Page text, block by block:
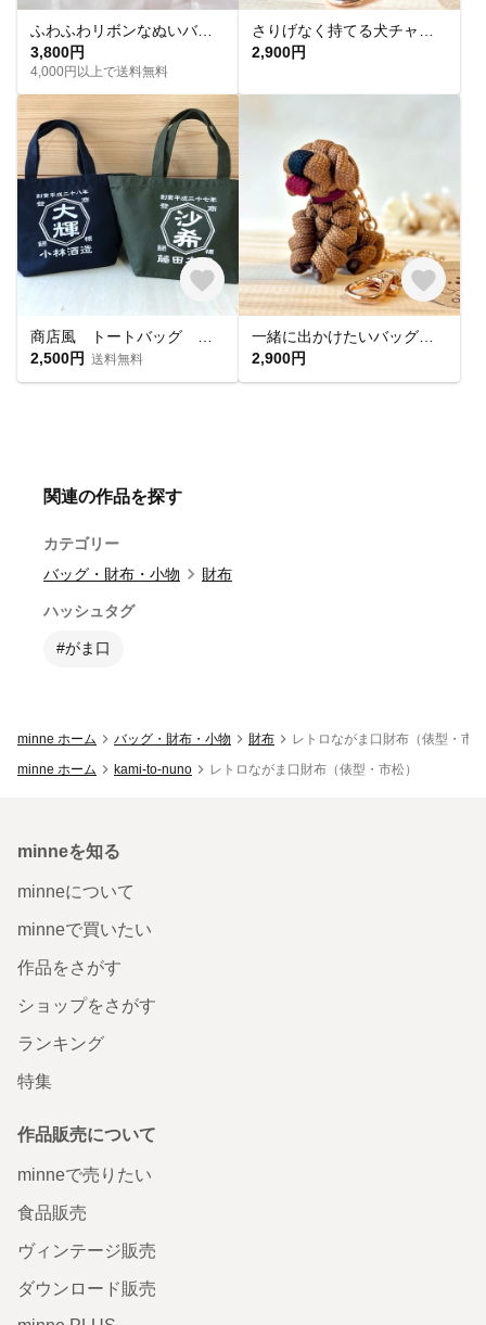
ふわふわリボンなぬいバッグ
3,800円
4,000円以上で送料無料
2,900円
2,500円 送料無料
2,900円
関連の作品を探す
カテゴリー
バッグ・財布・小物
財布
ハッシュタグ
#がま口
minne ホーム バッグ・財布・小物 財布
レトロながま口財布（俵型・市
minne ホーム
kami-to-nuno レトロながま口財布（俵型・市松）
minneを知る
minneについて
minneで買いたい
作品をさがす
ショップをさがす
ランキング
特集
作品販売について
minneで売りたい
食品販売
ヴィンテージ販売
ダウンロード販売